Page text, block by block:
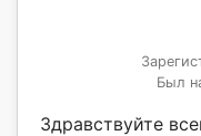
Был
Здравствуйте